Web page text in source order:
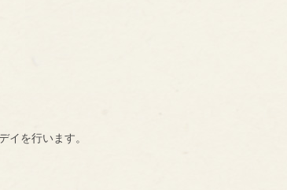
を行います。